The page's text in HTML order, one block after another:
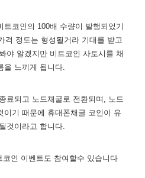
코인의 100배 수량이 발행되었기
격 정도는 형성될거라 기대를 받고
야 알겠지만 비트코인 사토시를 채
을 느끼게 됩니다.
료되고 노드채굴로 전환되며, 노드
이기 때문에 휴대폰채굴 코인이 유
것이라고 합니다.
인 이벤트도 참여할수 있습니다